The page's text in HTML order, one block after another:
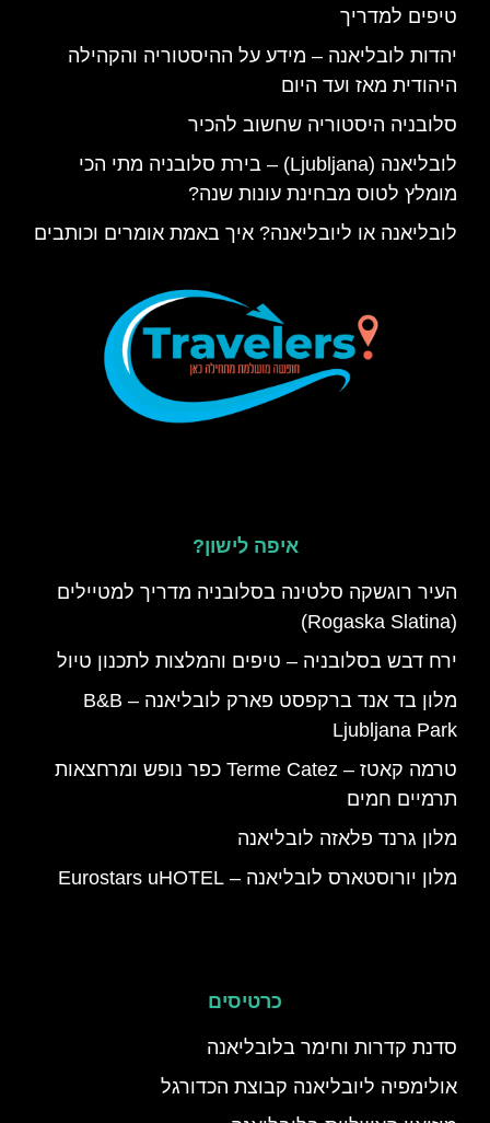
טיפים למדריך
יהדות לובליאנה – מידע על ההיסטוריה והקהילה
היהודית מאז ועד היום
סלובניה היסטוריה שחשוב להכיר
לובליאנה (Ljubljana) – בירת סלובניה מתי הכי
מומלץ לטוס מבחינת עונות שנה?
לובליאנה או ליובליאנה? איך באמת אומרים וכותבים
איפה לישון?
העיר רוגשקה סלטינה בסלובניה מדריך למטיילים
(Rogaska Slatina)
ירח דבש בסלובניה – טיפים והמלצות לתכנון טיול
מלון בד אנד ברקפסט פארק לובליאנה – B&B
Ljubljana Park
טרמה קאטז – Terme Catez כפר נופש ומרחצאות
תרמיים חמים
מלון גרנד פלאזה לובליאנה
מלון יורוסטארס לובליאנה – Eurostars uHOTEL
כרטיסים
סדנת קדרות וחימר בלובליאנה
אולימפיה ליובליאנה קבוצת הכדורגל